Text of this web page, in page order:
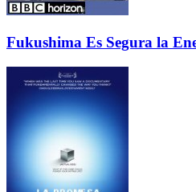
Fukushima Es Segura la